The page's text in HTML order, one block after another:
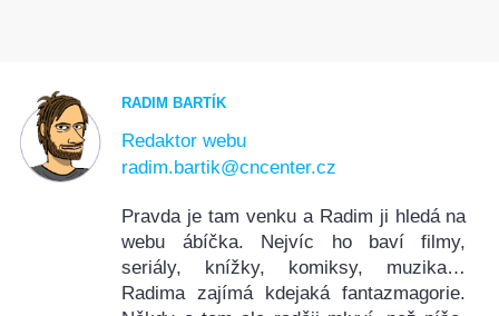
RADIM BARTÍK
Redaktor webu
radim.bartik@cncenter.cz
Pravda je tam venku a Radim ji hledá na
webu ábíčka. Nejvíc ho baví filmy,
seriály, knížky, komiksy, muzika…
Radima zajímá kdejaká fantazmagorie.